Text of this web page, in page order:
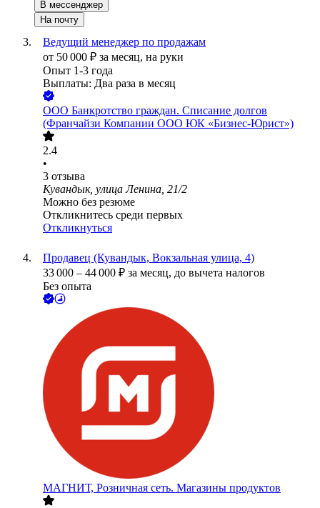
В мессенджер
На почту
Ведущий менеджер по продажам
от 50 000 ₽ за месяц, на руки
Опыт 1-3 года
Выплаты: Два раза в месяц
ООО Банкротство граждан. Списание долгов
(Франчайзи Компании ООО ЮК «Бизнес-Юрист»)
2.4
•
3 отзыва
Кувандык, улица Ленина, 21/2
Можно без резюме
Откликнитесь среди первых
Откликнуться
Продавец (Кувандык, Вокзальная улица, 4)
33 000 – 44 000 ₽ за месяц, до вычета налогов
Без опыта
МАГНИТ, Розничная сеть. Магазины продуктов